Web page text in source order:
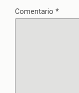
Comentario *